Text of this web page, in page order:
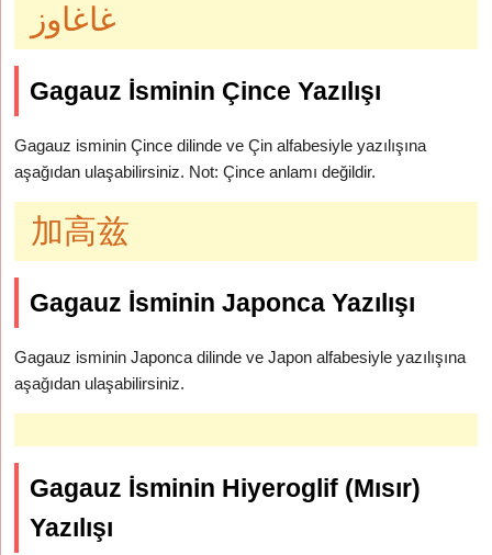
غاغاوز
Gagauz İsminin Çince Yazılışı
Gagauz isminin Çince dilinde ve Çin alfabesiyle yazılışına
aşağıdan ulaşabilirsiniz. Not: Çince anlamı değildir.
加高兹
Gagauz İsminin Japonca Yazılışı
Gagauz isminin Japonca dilinde ve Japon alfabesiyle yazılışına
aşağıdan ulaşabilirsiniz.
Gagauz İsminin Hiyeroglif (Mısır)
Yazılışı